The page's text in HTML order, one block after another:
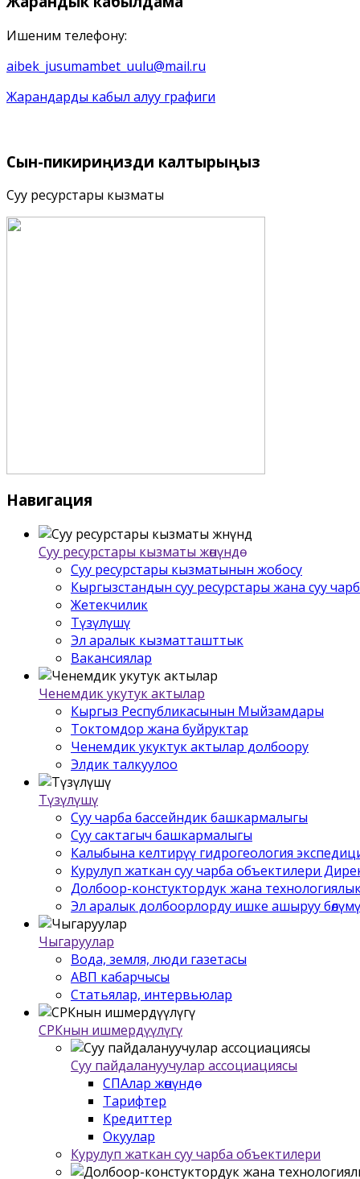
Ишеним телефону:
aibek_jusumambet_uulu@mail.ru
Жарандарды кабыл алуу графиги
Сын-пикириңизди калтырыңыз
Суу ресурстары кызматы
Навигация
Суу ресурстары кызматы жѳнүндѳ
Суу ресурстары кызматынын жобосу
Кыргызстандын суу ресурстары жана суу
Жетекчилик
Түзүлүшү
Эл аралык кызматташттык
Вакансиялар
Ченемдик укутук актылар
Кыргыз Республикасынын Мыйзамдары
Токтомдор жана буйруктар
Ченемдик укуктук актылар долбоору
Элдик талкуулоо
Түзүлүшү
Суу чарба бассейндик башкармалыгы
Суу сактагыч башкармалыгы
Калыбына келтирүү гидрогеология
Курулуп жаткан суу чарба объектилери
Долбоор-констуктордук жана
Эл аралык долбоорлорду ишке ашыруу бѳлүмү
Чыгаруулар
Вода, земля, люди газетасы
АВП кабарчысы
Статьялар, интервьюлар
СРКнын ишмердүүлүгү
Суу пайдалануучулар ассоциациясы
СПАлар жѳнүндѳ
Тарифтер
Кредиттер
Окуулар
Курулуп жаткан суу чарба объектилери